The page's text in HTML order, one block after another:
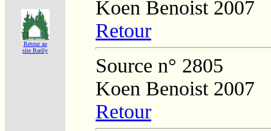
Retour au
site Rœlly
Koen Benoist 2007
Retour
Source n° 2805
Koen Benoist 2007
Retour